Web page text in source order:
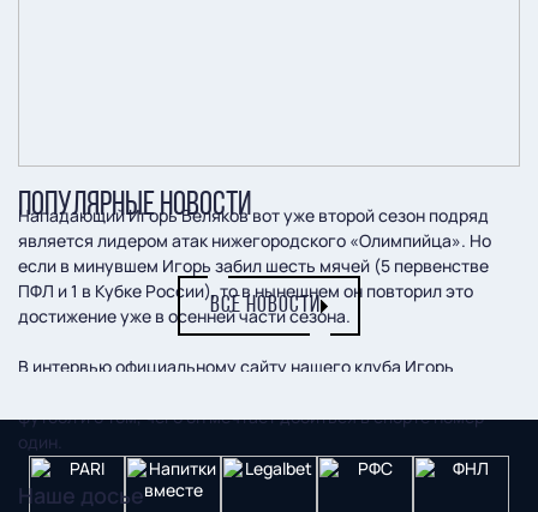
Нападающий Игорь Беляков вот уже второй сезон подряд
является лидером атак нижегородского «Олимпийца». Но
если в минувшем Игорь забил шесть мячей (5 первенстве
ПФЛ и 1 в Кубке России), то в нынешнем он повторил это
достижение уже в осенней части сезона.
В интервью официальному сайту нашего клуба Игорь
футбол и о том, чего он мечтает добиться в спорте номер
один.
Наше досье
ПОПУЛЯРНЫЕ НОВОСТИ
ВСЕ НОВОСТИ